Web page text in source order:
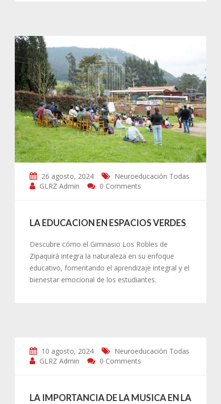
26 agosto, 2024 Neuroeducación Todas
GLRZ Admin
0 Comments
LA EDUCACION EN ESPACIOS VERDES
Descubre cómo el Gimnasio Los Robles de
Zipaquirá integra la naturaleza en su enfoque
educativo, fomentando el aprendizaje integral y el
bienestar emocional de los estudiantes.
10 agosto, 2024 Neuroeducación Todas
GLRZ Admin
0 Comments
LA IMPORTANCIA DE LA MUSICA EN LA